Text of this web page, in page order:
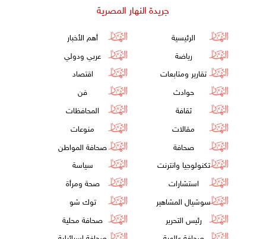
جريدة النهار المصرية
الرئيسية
أهم الأخبار
رياضة
عربي ودولي
تقارير ومتابعات
اقتصاد
حوادث
فن
ثقافة
المحافظات
مقالات
منوعات
صحافة
صحافة المواطن
تكنولوجيا وانترنت
سياسة
استشارات
صحة ومرأة
سوشيال المشاهير
توك شو
رئيس التحرير
صحافة محلية